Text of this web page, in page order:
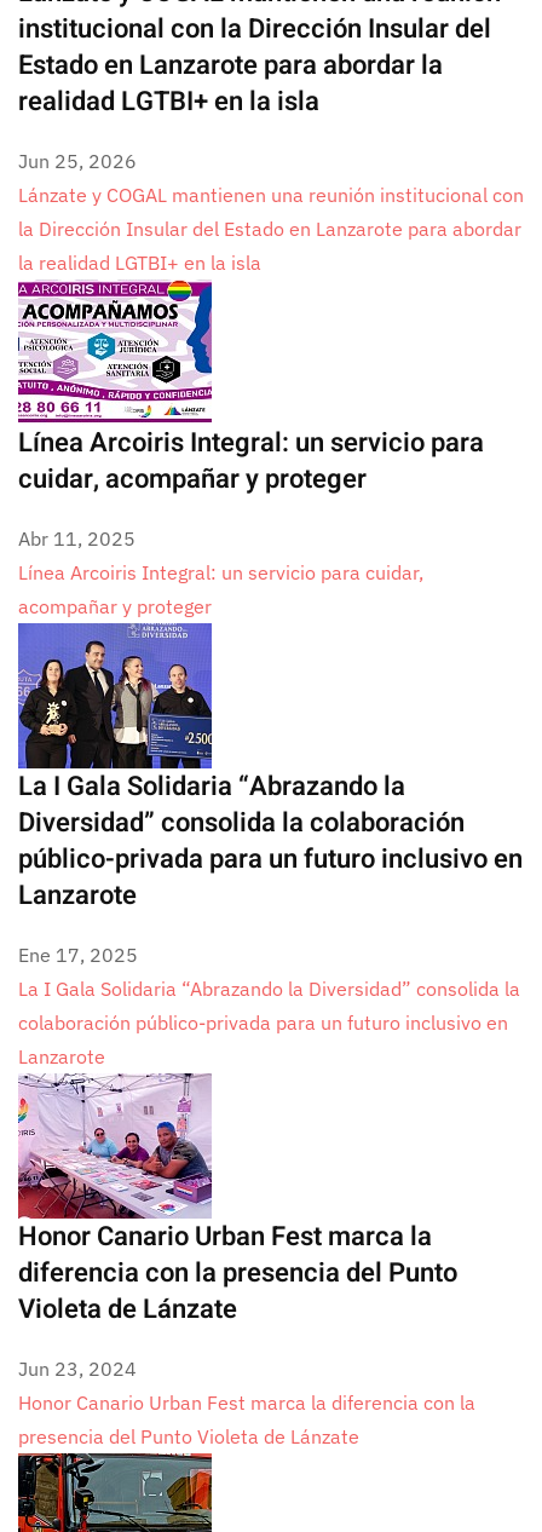
institucional con la Dirección Insular del
Estado en Lanzarote para abordar la
realidad LGTBI+ en la isla
Jun 25, 2026
Lánzate y COGAL mantienen una reunión institucional con
la Dirección Insular del Estado en Lanzarote para abordar
la realidad LGTBI+ en la isla
Línea Arcoiris Integral: un servicio para
cuidar, acompañar y proteger
Abr 11, 2025
Línea Arcoiris Integral: un servicio para cuidar,
acompañar y proteger
La I Gala Solidaria “Abrazando la
Diversidad” consolida la colaboración
público-privada para un futuro inclusivo en
Lanzarote
Ene 17, 2025
La I Gala Solidaria “Abrazando la Diversidad” consolida la
colaboración público-privada para un futuro inclusivo en
Lanzarote
Honor Canario Urban Fest marca la
diferencia con la presencia del Punto
Violeta de Lánzate
Jun 23, 2024
Honor Canario Urban Fest marca la diferencia con la
presencia del Punto Violeta de Lánzate